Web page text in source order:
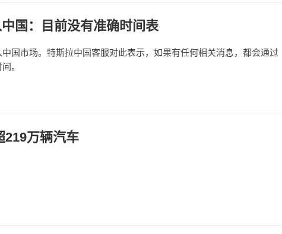
国：目前没有准确时间表
国市场。特斯拉中国客服对此表示，如果有任何相关消息，都会通过
。
219万辆汽车